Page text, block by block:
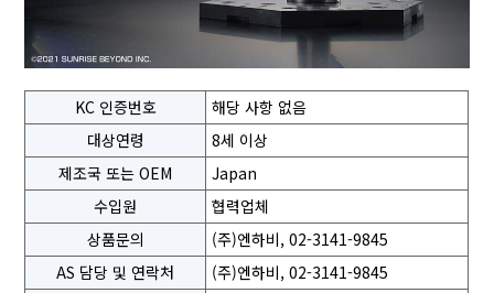
KC 인증번호
해당 사항 없음
대상연령
8세 이상
제조국 또는 OEM
Japan
수입원
협력업체
상품문의
(주)엔하비, 02-3141-9845
AS 담당 및 연락처
(주)엔하비, 02-3141-9845